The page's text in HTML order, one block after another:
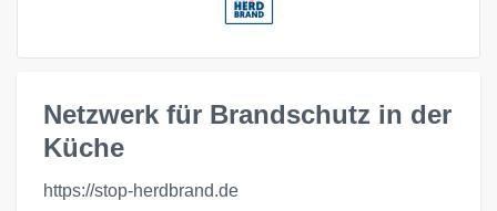
Netzwerk für Brandschutz in der
Küche
https://stop-herdbrand.de